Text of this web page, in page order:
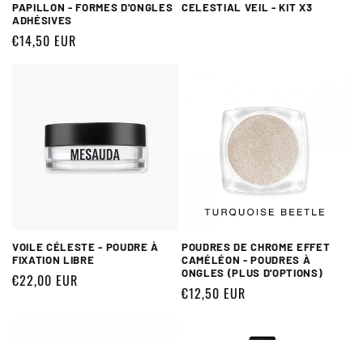
PAPILLON - FORMES D'ONGLES
ADHÉSIVES
Prix
€14,50 EUR
CELESTIAL VEIL - KIT X3
VOILE CÉLESTE - POUDRE À
FIXATION LIBRE
Prix
€22,00 EUR
POUDRES DE CHROME EFFET
CAMÉLÉON - POUDRES À
ONGLES (PLUS D'OPTIONS)
Prix
€12,50 EUR